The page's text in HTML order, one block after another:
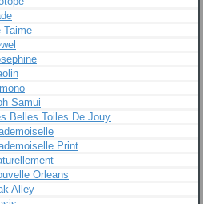
Taime
Samui
Belles Toiles De Jouy
Print
Orleans
Alley